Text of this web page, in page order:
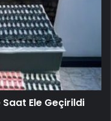
Ele Geçirildi